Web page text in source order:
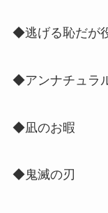
◆逃げる恥だが
◆アンナチュラ
◆凪のお暇
◆鬼滅の刃